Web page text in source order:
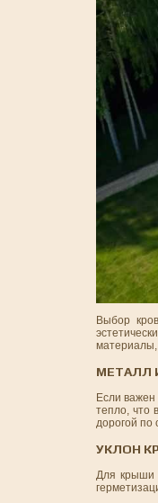
Выбор
материалы,
МЕТАЛЛ
Если
тепло, что
дорогой по
УКЛОН
Для крыши